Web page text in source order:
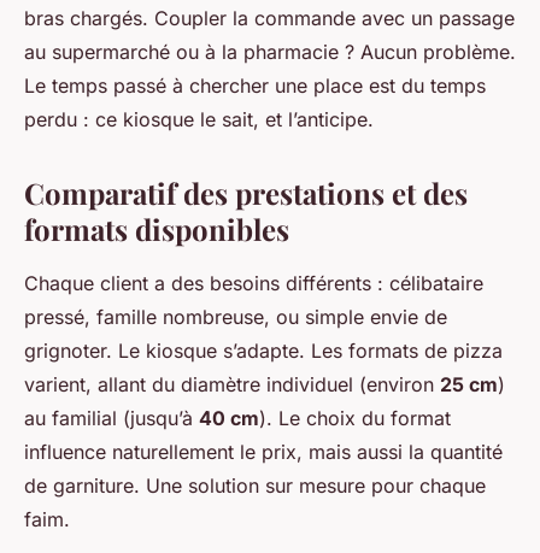
bras chargés. Coupler la commande avec un passage
au supermarché ou à la pharmacie ? Aucun problème.
Le temps passé à chercher une place est du temps
perdu : ce kiosque le sait, et l’anticipe.
Comparatif des prestations et des
formats disponibles
Chaque client a des besoins différents : célibataire
pressé, famille nombreuse, ou simple envie de
grignoter. Le kiosque s’adapte. Les formats de pizza
varient, allant du diamètre individuel (environ 25 cm)
au familial (jusqu’à 40 cm). Le choix du format
influence naturellement le prix, mais aussi la quantité
de garniture. Une solution sur mesure pour chaque
faim.